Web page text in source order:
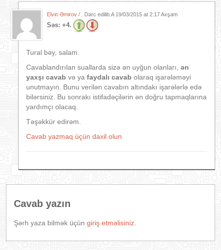
Elvin Əmirov / . Dərc edilib:A 19/03/2015 at 2:17 Axşam
Səs: +4.
Tural bəy, salam.
Cavablandırılan suallarda sizə ən uyğun olanları, ən
yaxşı cavab və ya faydalı cavab olaraq işarələməyi
unutmayın. Bunu verilən cavabın altındakı işarələrlə edə
bilərsiniz. Bu sonrakı istifadəçilərin ən doğru tapmaqlarına
yardımçı olacaq.
Təşəkkür edirəm.
Cavab yazmaq üçün daxil olun
Cavab yazın
Şərh yaza bilmək üçün giriş etməlisiniz